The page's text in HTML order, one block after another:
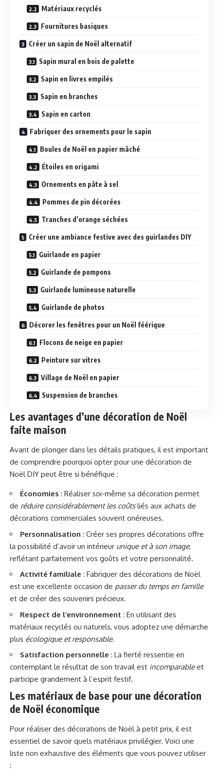
Matériaux recyclés
Fournitures basiques
Créer un sapin de Noël alternatif
Sapin mural en bois de palette
Sapin en livres empilés
Sapin en branches
Sapin en carton
Fabriquer des ornements pour le sapin
Boules de Noël en papier mâché
Étoiles en origami
Ornements en pâte à sel
Pommes de pin décorées
Tranches d’orange séchées
Créer une ambiance festive avec des guirlandes DIY
Guirlande en papier
Guirlande de pompons
Guirlande lumineuse naturelle
Guirlande de photos
Décorer les fenêtres pour un Noël féérique
Flocons de neige en papier
Peinture sur vitres
Village de Noël en papier
Suspension de branches
Les avantages d’une décoration de Noël
faite maison
Avant de plonger dans les détails pratiques, il est important
de comprendre pourquoi opter pour une décoration de
Noël DIY peut être si bénéfique :
Économies : Réaliser soi-même sa décoration permet
de réduire considérablement les coûtsliés aux achats de
décorations commerciales souvent onéreuses.
Personnalisation : Créer ses propres décorations offre
la possibilité d’avoir un intérieur unique et à son image,
reflétant parfaitement vos goûts et votre personnalité.
Activité familiale : Fabriquer des décorations de Noël
est une excellente occasion de passer du temps en famille
et de créer des souvenirs précieux.
Respect de l’environnement : En utilisant des
matériaux recyclés ou naturels, vous adoptez une démarche
plus écologique et responsable.
Satisfaction personnelle : La fierté ressentie en
contemplant le résultat de son travail est incomparableet
participe grandement à l’esprit festif.
Les matériaux de base pour une décoration
de Noël économique
Pour réaliser des décorations de Noël à petit prix, il est
essentiel de savoir quels matériaux privilégier. Voici une
liste non exhaustive des éléments que vous pouvez utiliser
: